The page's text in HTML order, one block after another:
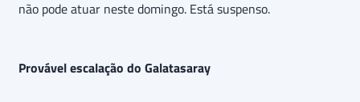
não pode atuar neste domingo. Está suspenso.
Provável escalação do Galatasaray